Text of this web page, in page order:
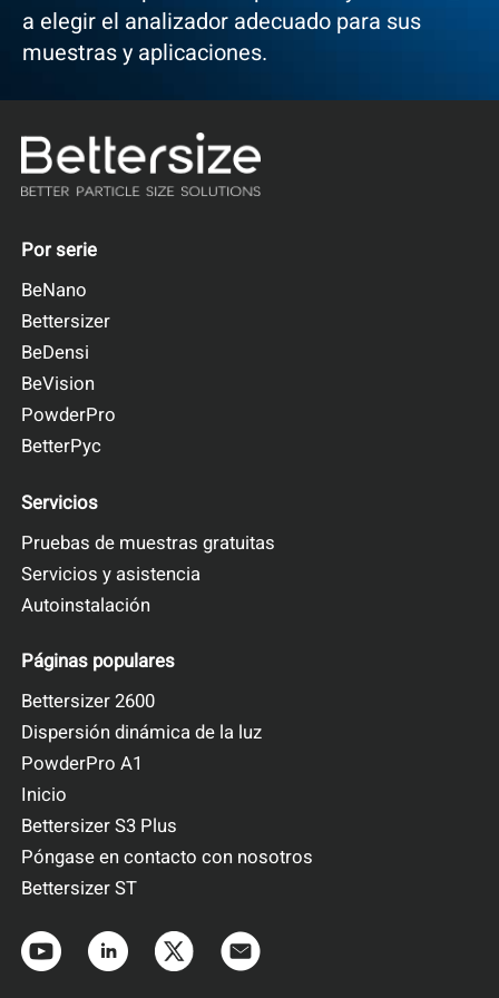
a elegir el analizador adecuado para sus
muestras y aplicaciones.
Por serie
BeNano
Bettersizer
BeDensi
BeVision
PowderPro
BetterPyc
Servicios
Pruebas de muestras gratuitas
Servicios y asistencia
Autoinstalación
Páginas populares
Bettersizer 2600
Dispersión dinámica de la luz
PowderPro A1
Inicio
Bettersizer S3 Plus
Póngase en contacto con nosotros
Bettersizer ST